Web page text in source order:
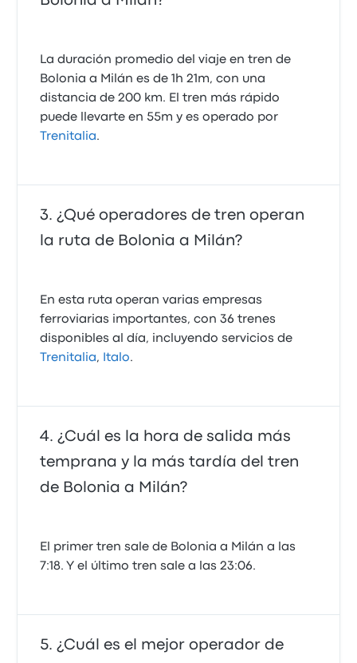
La duración promedio del viaje en tren de
Bolonia a Milán es de 1h 21m, con una
distancia de 200 km. El tren más rápido
puede llevarte en 55m y es operado por
Trenitalia.
¿Qué operadores de tren operan
la ruta de Bolonia a Milán?
En esta ruta operan varias empresas
ferroviarias importantes, con 36 trenes
disponibles al día, incluyendo servicios de
Trenitalia, Italo.
¿Cuál es la hora de salida más
temprana y la más tardía del tren
de Bolonia a Milán?
El primer tren sale de Bolonia a Milán a las
7:18. Y el último tren sale a las 23:06.
¿Cuál es el mejor operador de